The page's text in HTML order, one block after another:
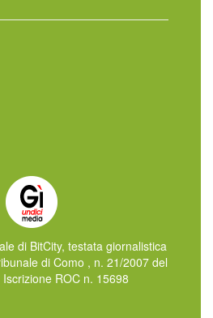
di BitCity, testata giornalistica
di Como , n. 21/2007 del
ROC n. 15698